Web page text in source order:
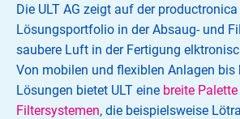
Die ULT AG zeigt auf der
Lösungsportfolio in der Absaug- und
saubere Luft in der Fertigung
Von mobilen und flexiblen Anlagen bis
Lösungen bietet ULT eine breite
Filtersystemen, die beispielsweise